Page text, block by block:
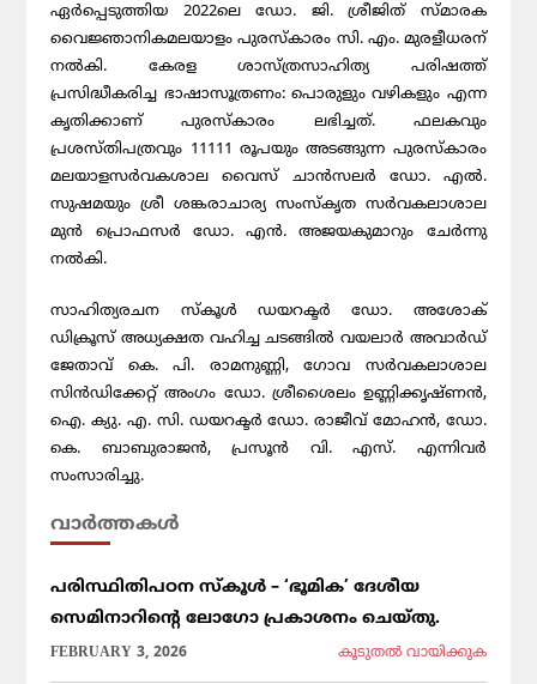
ഏർപ്പെടുത്തിയ 2022ലെ ഡോ. ജി. ശ്രീജിത് സ്മാരക
വൈജ്ഞാനികമലയാളം പുരസ്കാരം സി. എം. മുരളീധരന്
നൽകി. കേരള ശാസ്ത്രസാഹിത്യ പരിഷത്ത്
പ്രസിദ്ധീകരിച്ച ഭാഷാസൂത്രണം: പൊരുളും വഴികളും എന്ന
കൃതിക്കാണ് പുരസ്കാരം ലഭിച്ചത്. ഫലകവും
പ്രശസ്തിപത്രവും 11111 രൂപയും അടങ്ങുന്ന പുരസ്കാരം
മലയാളസർവകശാല വൈസ് ചാൻസലർ ഡോ. എൽ.
സുഷമയും ശ്രീ ശങ്കരാചാര്യ സംസ്കൃത സർവകലാശാല
മുൻ പ്രൊഫസർ ഡോ. എൻ. അജയകുമാറും ചേർന്നു
നൽകി.
സാഹിത്യരചന സ്കൂൾ ഡയറക്ടർ ഡോ. അശോക്
ഡിക്രൂസ് അധ്യക്ഷത വഹിച്ച ചടങ്ങിൽ വയലാർ അവാർഡ്
ജേതാവ് കെ. പി. രാമനുണ്ണി, ഗോവ സർവകലാശാല
സിൻഡിക്കേറ്റ് അംഗം ഡോ. ശ്രീശൈലം ഉണ്ണിക്കൃഷ്ണൻ,
ഐ. ക്യു. എ. സി. ഡയറക്ടർ ഡോ. രാജീവ് മോഹൻ, ഡോ.
കെ. ബാബുരാജൻ, പ്രസൂൻ വി. എസ്. എന്നിവർ
സംസാരിച്ചു.
വാര്‍ത്തകള്‍
പരിസ്ഥിതിപഠന സ്കൂൾ – ‘ഭൂമിക’ ദേശീയ
സെമിനാറിൻ്റെ ലോഗോ പ്രകാശനം ചെയ്തു.
FEBRUARY 3, 2026 കൂടുതല്‍ വായിക്കുക